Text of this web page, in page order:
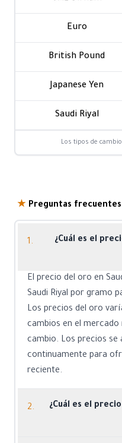
Euro
British Pound
Japanese Yen
Saudi Riyal
Los tipos de
★ Preguntas frecuentes
1.
¿Cuál es el
El precio del oro en
Saudi Riyal por gramo
Los precios del oro
cambios en el mercado
cambio. Los precios se
continuamente para
reciente.
2.
¿Cuál es el